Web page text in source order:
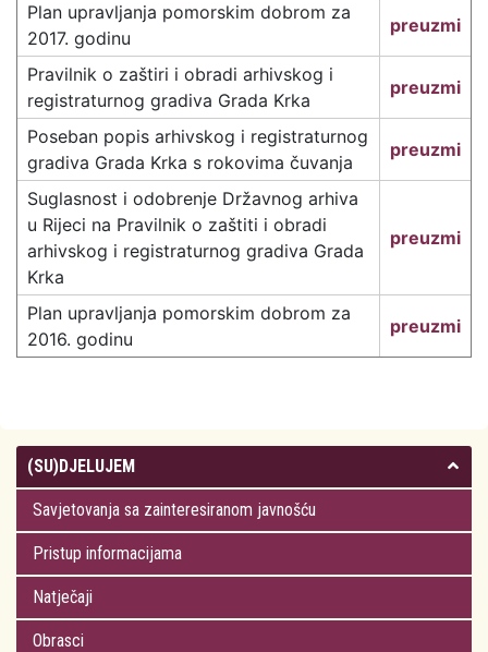
Plan upravljanja pomorskim dobrom za
2017. godinu
preuzmi
Pravilnik o zaštiri i obradi arhivskog i
registraturnog gradiva Grada Krka
preuzmi
Poseban popis arhivskog i registraturnog
gradiva Grada Krka s rokovima čuvanja
preuzmi
Suglasnost i odobrenje Državnog arhiva
u Rijeci na Pravilnik o zaštiti i obradi
arhivskog i registraturnog gradiva Grada
Krka
preuzmi
Plan upravljanja pomorskim dobrom za
2016. godinu
preuzmi
(SU)DJELUJEM
Savjetovanja sa zainteresiranom javnošću
Pristup informacijama
Natječaji
Obrasci